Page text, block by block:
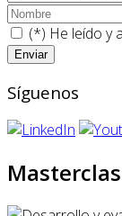
(*) He leído y
Síguenos